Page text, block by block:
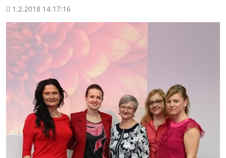
Pridané
1.2.2018 14:17:16